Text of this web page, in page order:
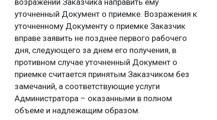
возражений Заказчика направить ему
уточненный Документ о приемке. Возражения к
уточненному Документу о приемке Заказчик
вправе заявить не позднее первого рабочего
дня, следующего за днем его получения, в
противном случае уточненный Документ о
приемке считается принятым Заказчиком без
замечаний, а соответствующие услуги
Администратора – оказанными в полном
объеме и надлежащим образом.